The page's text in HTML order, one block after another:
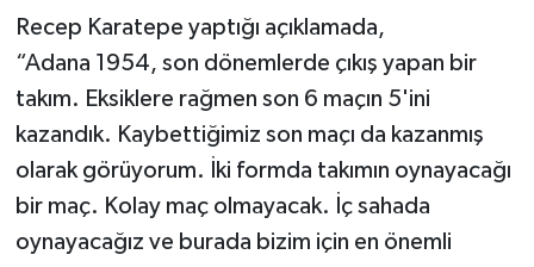
Recep Karatepe yaptığı açıklamada,
“Adana 1954, son dönemlerde çıkış yapan bir
takım. Eksiklere rağmen son 6 maçın 5'ini
kazandık. Kaybettiğimiz son maçı da kazanmış
olarak görüyorum. İki formda takımın oynayacağı
bir maç. Kolay maç olmayacak. İç sahada
oynayacağız ve burada bizim için en önemli